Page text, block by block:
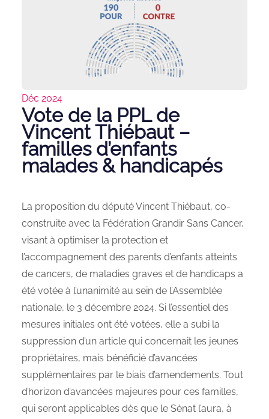
Déc 2024
Vote de la PPL de
Vincent Thiébaut –
familles d’enfants
malades & handicapés
La proposition du député Vincent Thiébaut, co-
construite avec la Fédération Grandir Sans Cancer,
visant à optimiser la protection et
l’accompagnement des parents d’enfants atteints
de cancers, de maladies graves et de handicaps a
été votée à l’unanimité au sein de l’Assemblée
nationale, le 3 décembre 2024. Si l’essentiel des
mesures initiales ont été votées, elle a subi la
suppression d’un article qui concernait les jeunes
propriétaires, mais bénéficié d’avancées
supplémentaires par le biais d’amendements. Tout
d’horizon d’avancées majeures pour ces familles,
qui seront applicables dès que le Sénat l’aura, à